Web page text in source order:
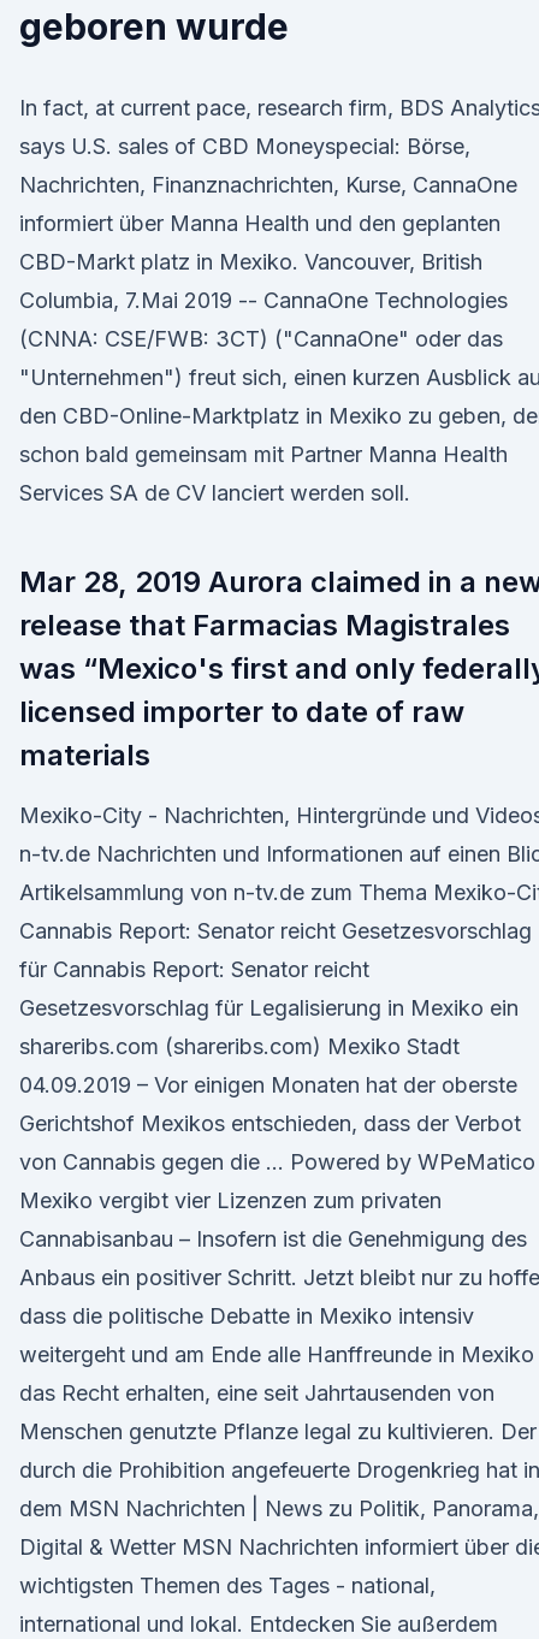
geboren wurde
In fact, at current pace, research firm, BDS
says U.S. sales of CBD Moneyspecial: Börse,
Nachrichten, Finanznachrichten, Kurse, CannaOne
informiert über Manna Health und den geplanten
CBD-Markt platz in Mexiko. Vancouver, British
Columbia, 7.Mai 2019 -- CannaOne Technologies
(CNNA: CSE/FWB: 3CT) ("CannaOne" oder das
"Unternehmen") freut sich, einen kurzen Ausblick
den CBD-Online-Marktplatz in Mexiko zu geben,
schon bald gemeinsam mit Partner Manna Health
Services SA de CV lanciert werden soll.
Mar 28, 2019 Aurora claimed in a
release that Farmacias Magistrales
was “Mexico's first and only
licensed importer to date of raw
materials
Mexiko-City - Nachrichten, Hintergründe und
n-tv.de Nachrichten und Informationen auf einen
Artikelsammlung von n-tv.de zum Thema Mexiko-
Cannabis Report: Senator reicht Gesetzesvorschlag
für Cannabis Report: Senator reicht
Gesetzesvorschlag für Legalisierung in Mexiko ein
shareribs.com (shareribs.com) Mexiko Stadt
04.09.2019 – Vor einigen Monaten hat der oberste
Gerichtshof Mexikos entschieden, dass der Verbot
von Cannabis gegen die … Powered by WPeMatico
Mexiko vergibt vier Lizenzen zum privaten
Cannabisanbau – Insofern ist die Genehmigung des
Anbaus ein positiver Schritt. Jetzt bleibt nur zu
dass die politische Debatte in Mexiko intensiv
weitergeht und am Ende alle Hanffreunde in Mexiko
das Recht erhalten, eine seit Jahrtausenden von
Menschen genutzte Pflanze legal zu kultivieren. Der
durch die Prohibition angefeuerte Drogenkrieg hat in
dem MSN Nachrichten | News zu Politik, Panorama,
Digital & Wetter MSN Nachrichten informiert über
wichtigsten Themen des Tages - national,
international und lokal. Entdecken Sie außerdem